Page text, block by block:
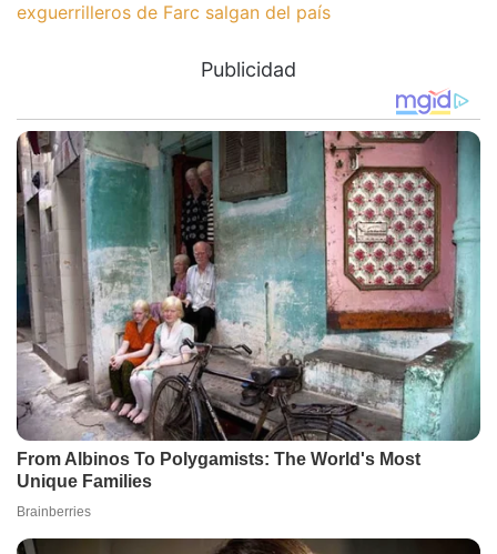
exguerrilleros de Farc salgan del país
Publicidad